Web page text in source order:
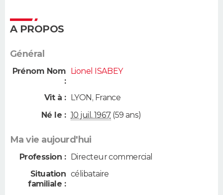
A PROPOS
Général
Prénom Nom
:
Lionel ISABEY
Vit à : LYON , France
Né le : 10 juil. 1967(59 ans)
Ma vie aujourd'hui
Profession : Directeur commercial
Situation
familiale :
célibataire